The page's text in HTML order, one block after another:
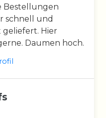
Bestellungen
schnell und
Hier
Daumen hoch.